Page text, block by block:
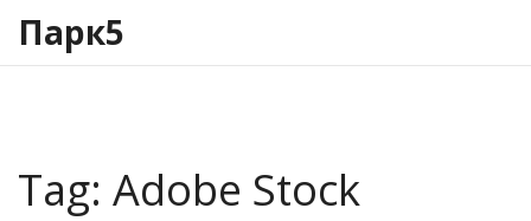
Парк5
Tag: Adobe Stock